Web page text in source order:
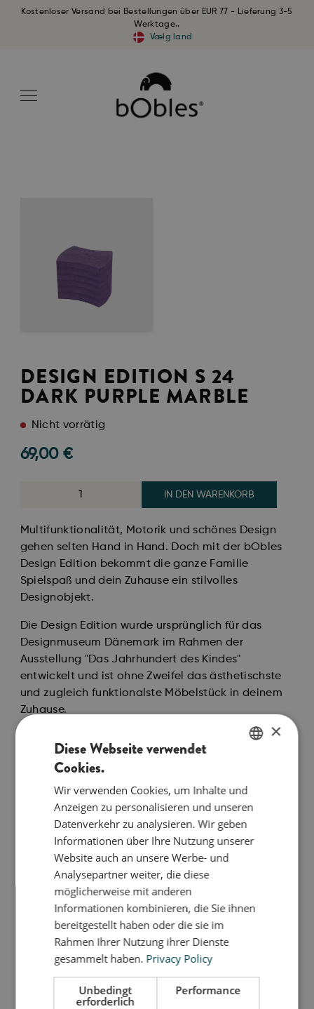
Kostenloser Versand bei Bestellungen über EUR 77 - Lieferung 3-5
Werktage..
Vælg land
DESIGN EDITION S 24
DARK PURPLE MARBLE
Nicht vorrätig
69,00 €
IN DEN WARENKORB
Multifunktionalität, Motorik und schönes Design
gehen selten Hand in Hand. Doch mit der bObles
Design Edition bekommt die ganze Familie
Spielspaß und dein Zuhause ein stilvolles
Designobjekt.
Die Design Edition wurde ursprünglich für das
Designmuseum Dänemark im Rahmen der
Ausstellung "Das Jahrhundert des Kindes"
entwickelt und ist ohne Zweifel das ästhetischste
und zugleich funktionalste Möbelstück in deinem
Zuhause.
erhältlich: 36 cm, 24 cm und 12 cm. Ob gemeinsam
oder einzeln genutzt, sie regen Fantasie,
Bewegung und Spiel an.
Für die Kleinsten in der Familie ist die Design
Edition in allen drei Höhen ein echter Traum. Dein
krabbelndes Baby wird es lieben, wenn sich das
Wüstenwanderung in einen
Babybewegungsparcours mit unzähligen
und Durchschlüpfen. Wenn es Höhen und Abstände
zu überwinden gilt, wird die Körperwahrnehmung
deines Babys spielerisch gefördert.
DANISH
×
Diese Webseite verwendet
Cookies.
Wir verwenden Cookies, um Inhalte und
Anzeigen zu personalisieren und unseren
Datenverkehr zu analysieren. Wir geben
Informationen über Ihre Nutzung unserer
Website auch an unsere Werbe- und
Analysepartner weiter, die diese
möglicherweise mit anderen
Informationen kombinieren, die Sie ihnen
bereitgestellt haben oder die sie im
Rahmen Ihrer Nutzung ihrer Dienste
gesammelt haben. Privacy Policy
Unbedingt
erforderlich
Performance